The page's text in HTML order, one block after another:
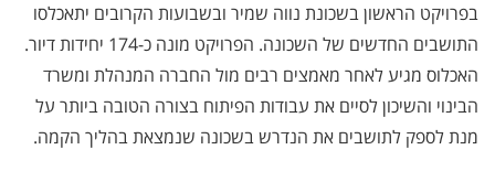
בפרויקט הראשון בשכונת נווה שמיר ובשבועות הקרובים יתאכלסו
התושבים החדשים של השכונה. הפרויקט מונה כ-174 יחידות דיור.
האכלוס מגיע לאחר מאמצים רבים מול החברה המנהלת ומשרד
הבינוי והשיכון לסיים את עבודות הפיתוח בצורה הטובה ביותר על
מנת לספק לתושבים את הנדרש בשכונה שנמצאת בהליך הקמה.